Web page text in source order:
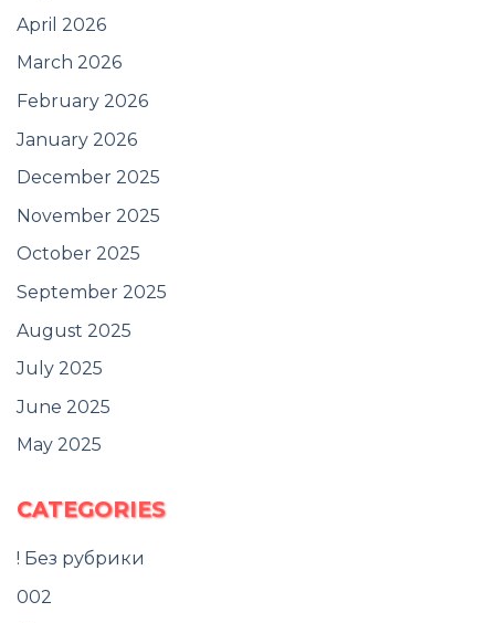
April 2026
March 2026
February 2026
January 2026
December 2025
November 2025
October 2025
September 2025
August 2025
July 2025
June 2025
May 2025
CATEGORIES
! Без рубрики
002